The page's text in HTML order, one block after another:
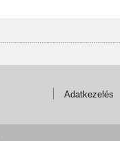
Adatkezelés